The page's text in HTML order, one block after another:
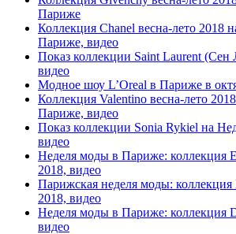
Париже
Коллекция Chanel весна-лето 2018
Париже, видео
Показ коллекции Saint Laurent
видео
Модное шоу L’Oreal в Париже в
Коллекция Valentino весна-лето
Париже, видео
Показ коллекции Sonia Rykiel на
видео
Неделя моды в Париже: коллекция
2018, видео
Парижская неделя моды: коллекция
2018, видео
Неделя моды в Париже: коллекция
видео